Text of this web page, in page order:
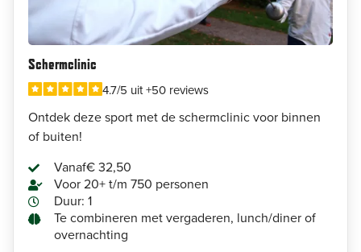
Schermclinic
4.7/5 uit +50 reviews
Ontdek deze sport met de schermclinic voor binnen
of buiten!
Vanaf€ 32,50
Voor 20+ t/m 750 personen
Duur: 1
Te combineren met vergaderen, lunch/diner of
overnachting